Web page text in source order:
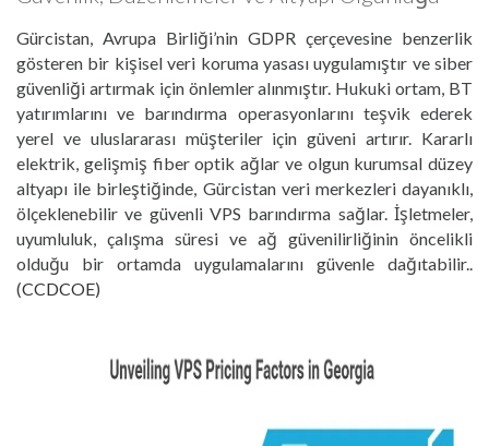
Gürcistan, Avrupa Birliği’nin GDPR çerçevesine benzerlik
gösteren bir kişisel veri koruma yasası uygulamıştır ve siber
güvenliği artırmak için önlemler alınmıştır. Hukuki ortam, BT
yatırımlarını ve barındırma operasyonlarını teşvik ederek
yerel ve uluslararası müşteriler için güveni artırır. Kararlı
elektrik, gelişmiş fiber optik ağlar ve olgun kurumsal düzey
altyapı ile birleştiğinde, Gürcistan veri merkezleri dayanıklı,
ölçeklenebilir ve güvenli VPS barındırma sağlar. İşletmeler,
uyumluluk, çalışma süresi ve ağ güvenilirliğinin öncelikli
olduğu bir ortamda uygulamalarını güvenle dağıtabilir..
(CCDCOE)